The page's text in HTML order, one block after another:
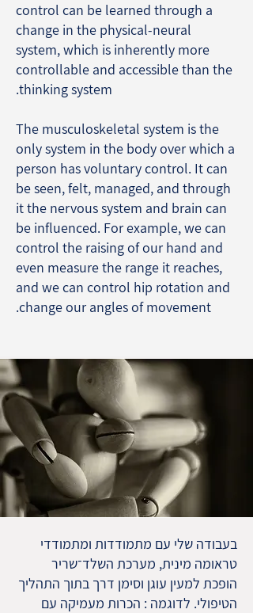
control can be learned through a
change in the physical-neural
system, which is inherently more
controllable and accessible than the
thinking system.
The musculoskeletal system is the
only system in the body over which a
person has voluntary control. It can
be seen, felt, managed, and through
it the nervous system and brain can
be influenced. For example, we can
control the raising of our hand and
even measure the range it reaches,
and we can control hip rotation and
change our angles of movement.
בעבודה שלי עם מתמודדות ומתמודדי
טראומה מינית, מערכת השלד־שריר
הופכת למעין עוגן וסימן דרך בתוך התהליך
הטיפולי. לדוגמה : הכרות מעמיקה עם